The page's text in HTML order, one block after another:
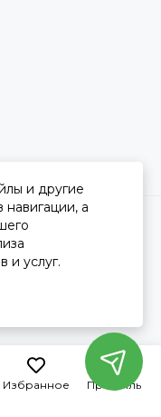
сайта
Избранное Профиль
и другие
а
и услуг.